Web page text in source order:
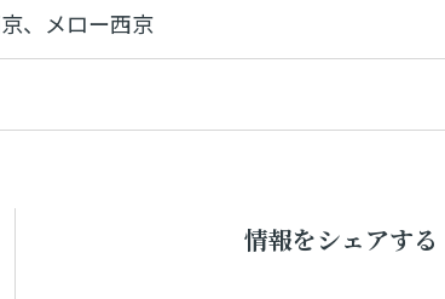
、メロー西京
情報をシェアする